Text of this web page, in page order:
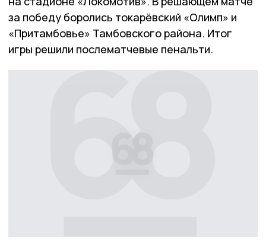
за победу боролись токарёвский «Олимп» и
«Притамбовье» Тамбовского района. Итог
игры решили послематчевые пенальти.